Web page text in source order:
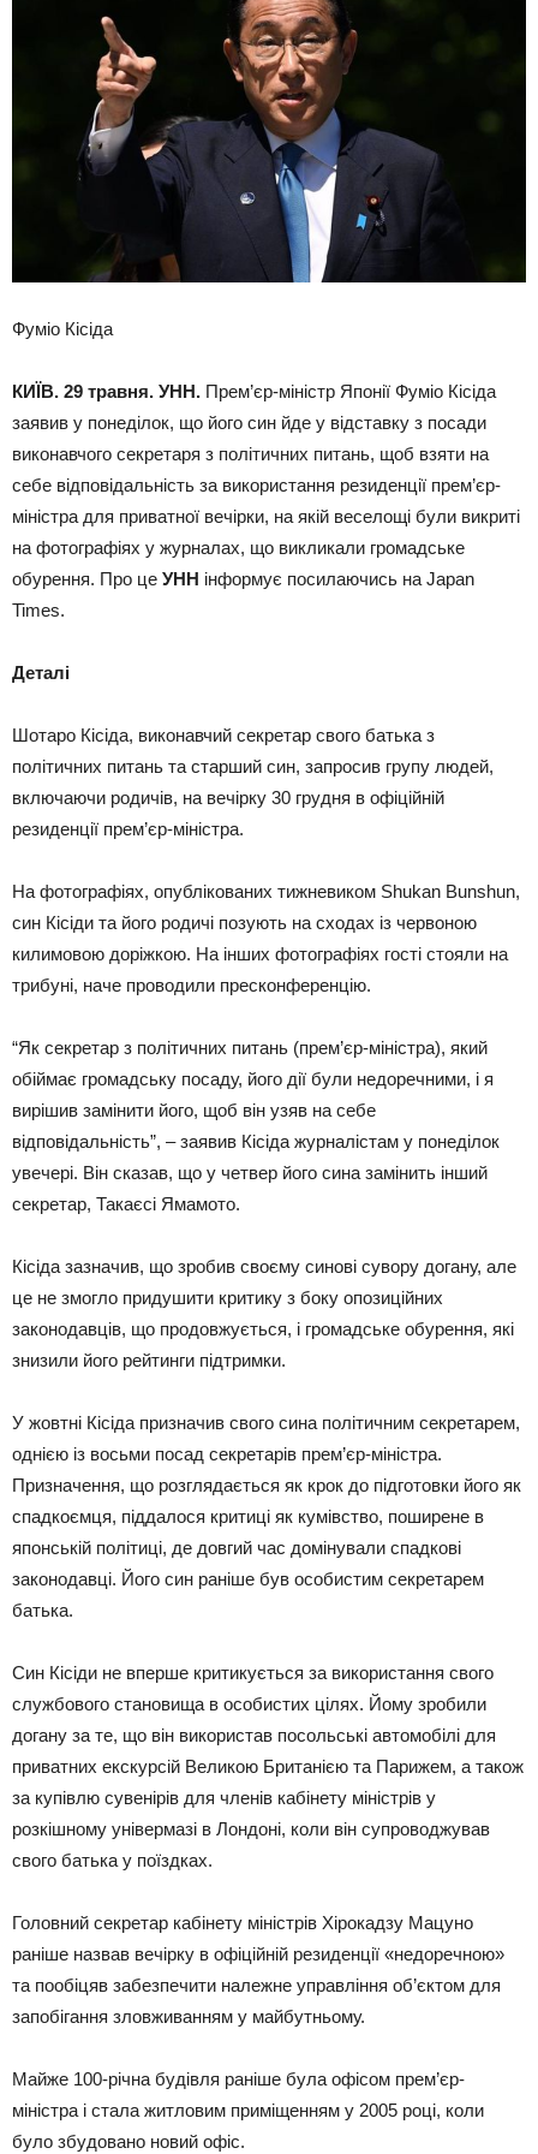
Фуміо Кісіда
КИЇВ. 29 травня. УНН. Прем’єр-міністр Японії Фуміо Кісіда
заявив у понеділок, що його син йде у відставку з посади
виконавчого секретаря з політичних питань, щоб взяти на
себе відповідальність за використання резиденції прем’єр-
міністра для приватної вечірки, на якій веселощі були викриті
на фотографіях у журналах, що викликали громадське
обурення. Про це УНН інформує посилаючись на Japan
Times.
Деталі
Шотаро Кісіда, виконавчий секретар свого батька з
політичних питань та старший син, запросив групу людей,
включаючи родичів, на вечірку 30 грудня в офіційній
резиденції прем’єр-міністра.
На фотографіях, опублікованих тижневиком Shukan Bunshun,
син Кісіди та його родичі позують на сходах із червоною
килимовою доріжкою. На інших фотографіях гості стояли на
трибуні, наче проводили пресконференцію.
“Як секретар з політичних питань (прем’єр-міністра), який
обіймає громадську посаду, його дії були недоречними, і я
вирішив замінити його, щоб він узяв на себе
відповідальність”, – заявив Кісіда журналістам у понеділок
увечері. Він сказав, що у четвер його сина замінить інший
секретар, Такаєсі Ямамото.
Кісіда зазначив, що зробив своєму синові сувору догану, але
це не змогло придушити критику з боку опозиційних
законодавців, що продовжується, і громадське обурення, які
знизили його рейтинги підтримки.
У жовтні Кісіда призначив свого сина політичним секретарем,
однією із восьми посад секретарів прем’єр-міністра.
Призначення, що розглядається як крок до підготовки його як
спадкоємця, піддалося критиці як кумівство, поширене в
японській політиці, де довгий час домінували спадкові
законодавці. Його син раніше був особистим секретарем
батька.
Син Кісіди не вперше критикується за використання свого
службового становища в особистих цілях. Йому зробили
догану за те, що він використав посольські автомобілі для
приватних екскурсій Великою Британією та Парижем, а також
за купівлю сувенірів для членів кабінету міністрів у
розкішному універмазі в Лондоні, коли він супроводжував
свого батька у поїздках.
Головний секретар кабінету міністрів Хірокадзу Мацуно
раніше назвав вечірку в офіційній резиденції «недоречною»
та пообіцяв забезпечити належне управління об’єктом для
запобігання зловживанням у майбутньому.
Майже 100-річна будівля раніше була офісом прем’єр-
міністра і стала житловим приміщенням у 2005 році, коли
було збудовано новий офіс.